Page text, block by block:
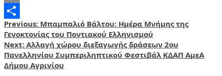
Email
Share
Post
navigation
Previous: Μπαμπαλιό Βάλτου: Ημέρα Μνήμης της
Γενοκτονίας του Ποντιακού Ελληνισμού
Next: Αλλαγή χώρου διεξαγωγής δράσεων 2ου
Πανελληνίου Συμπεριληπτικού Φεστιβάλ ΚΔΑΠ ΑμεΑ
Δήμου Αγρινίου